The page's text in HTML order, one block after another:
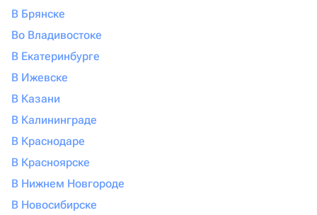
В Брянске
Во Владивостоке
В Екатеринбурге
В Ижевске
В Казани
В Калининграде
В Краснодаре
В Красноярске
В Нижнем Новгороде
В Новосибирске